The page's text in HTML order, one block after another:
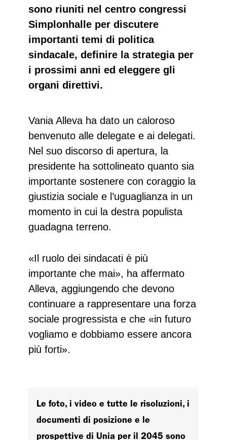
sono riuniti nel centro congressi
Simplonhalle per discutere
importanti temi di politica
sindacale, definire la strategia per
i prossimi anni ed eleggere gli
organi direttivi.
Vania Alleva ha dato un caloroso
benvenuto alle delegate e ai delegati.
Nel suo discorso di apertura, la
presidente ha sottolineato quanto sia
importante sostenere con coraggio la
giustizia sociale e l’uguaglianza in un
momento in cui la destra populista
guadagna terreno.
«Il ruolo dei sindacati è più
importante che mai», ha affermato
Alleva, aggiungendo che devono
continuare a rappresentare una forza
sociale progressista e che «in futuro
vogliamo e dobbiamo essere ancora
più forti».
Le foto, i video e tutte le risoluzioni, i
documenti di posizione e le
prospettive di Unia per il 2045 sono